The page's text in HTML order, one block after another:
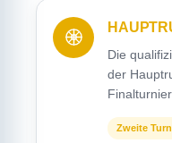
Die
der
Finalturnier
Zweite